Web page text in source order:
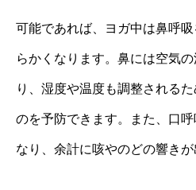
可能であれば、ヨガ中は鼻呼
らかくなります。鼻には空気
り、湿度や温度も調整される
のを予防できます。また、口
なり、余計に咳やのどの響きが